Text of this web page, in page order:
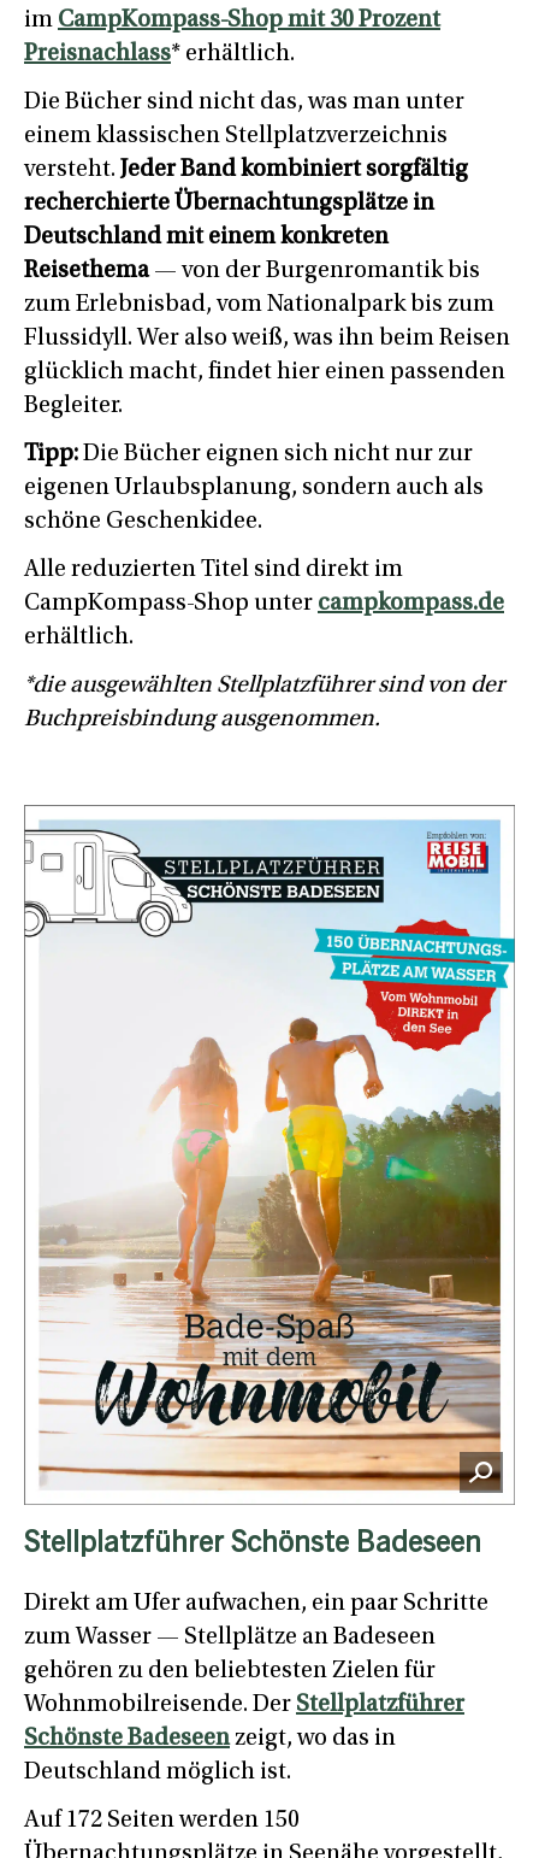
im CampKompass-Shop mit 30 Prozent
Preisnachlass* erhältlich.
Die Bücher sind nicht das, was man unter
einem klassischen Stellplatzverzeichnis
versteht. Jeder Band kombiniert sorgfältig
recherchierte Übernachtungsplätze in
Deutschland mit einem konkreten
Reisethema— von der Burgenromantik bis
zum Erlebnisbad, vom Nationalpark bis zum
Flussidyll. Wer also weiß, was ihn beim Reisen
glücklich macht, findet hier einen passenden
Begleiter.
Tipp: Die Bücher eignen sich nicht nur zur
eigenen Urlaubsplanung, sondern auch als
schöne Geschenkidee.
Alle reduzierten Titel sind direkt im
CampKompass-Shop unter campkompass.de
erhältlich.
*die ausgewählten Stellplatzführer sind von der
Buchpreisbindung ausgenommen.
Stellplatzführer Schönste Badeseen
Direkt am Ufer aufwachen, ein paar Schritte
zum Wasser — Stellplätze an Badeseen
gehören zu den beliebtesten Zielen für
Wohnmobilreisende. Der Stellplatzführer
Schönste Badeseenzeigt, wo das in
Deutschland möglich ist.
Auf 172 Seiten werden 150